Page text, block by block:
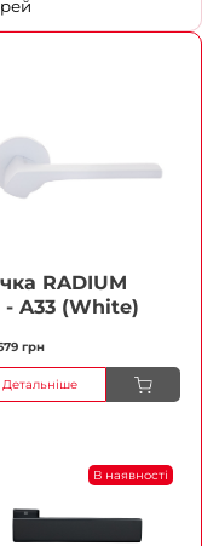
RADIUM
- A33 (White)
грн
Детальніше
В наявності